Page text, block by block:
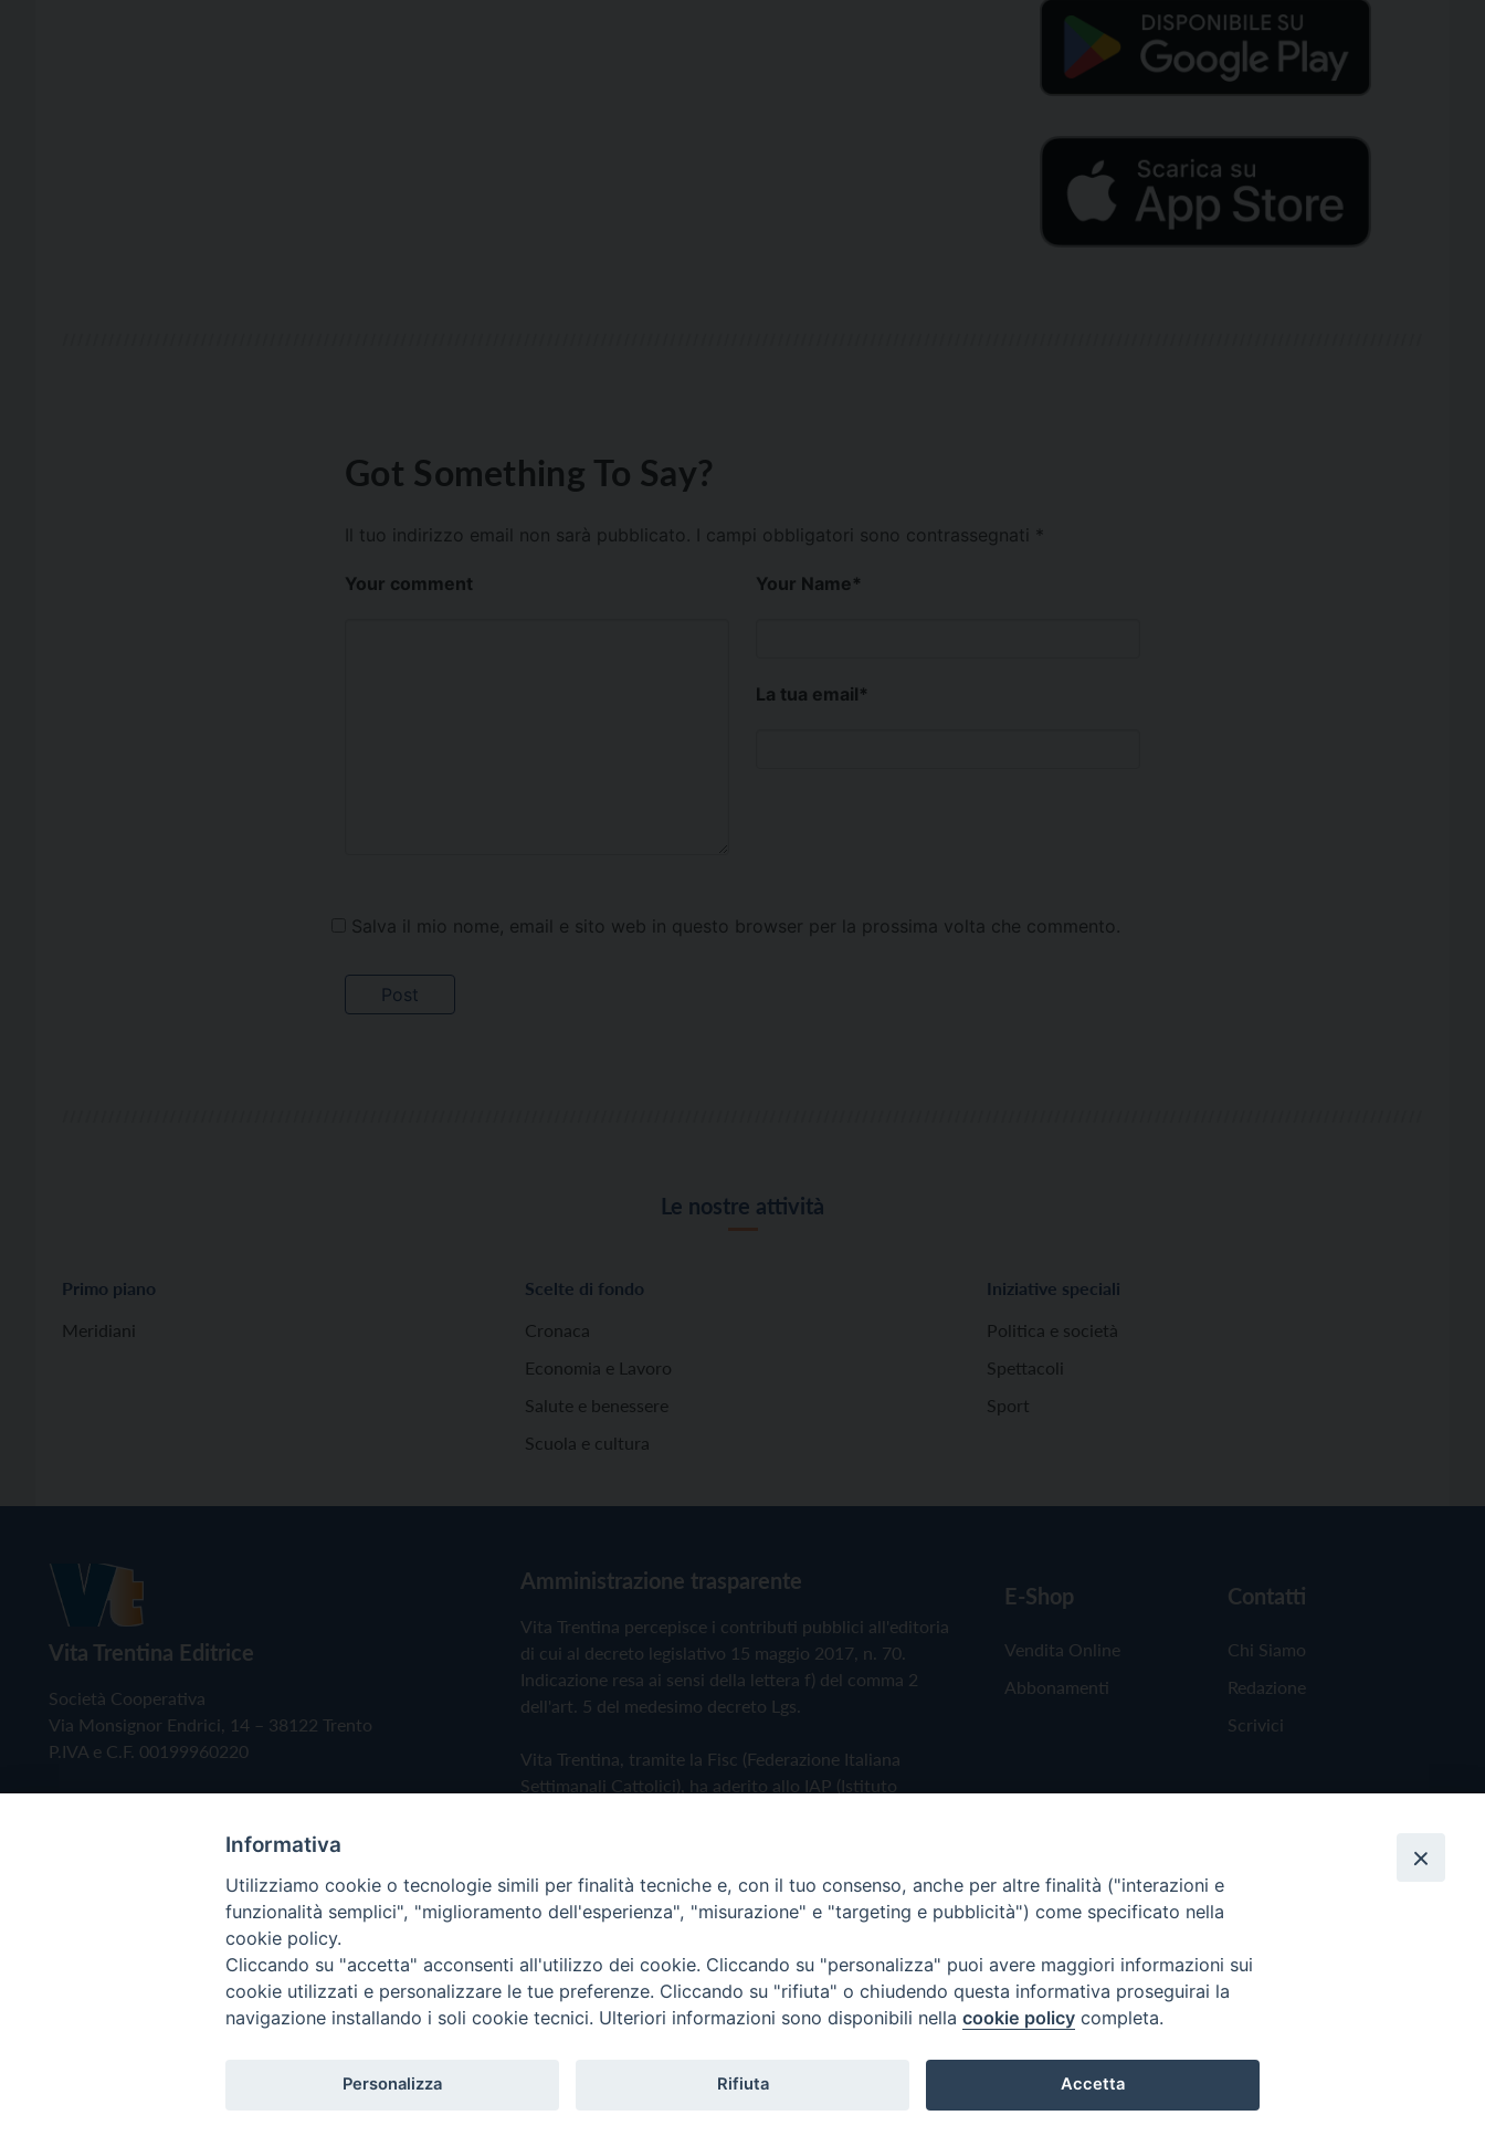
Got Something To Say?
Il tuo indirizzo email non sarà pubblicato. I campi obbligatori sono contrassegnati *
Your comment Your Name*
La tua email*
Salva il mio nome, email e sito web in questo browser per la prossima volta che commento.
Le nostre attività
Primo piano
Meridiani
Scelte di fondo
Cronaca
Economia e Lavoro
Salute e benessere
Scuola e cultura
Iniziative speciali
Politica e società
Spettacoli
Sport
Vita Trentina Editrice
Società Cooperativa
Via Monsignor Endrici, 14 – 38122 Trento
P.IVA e C.F. 00199960220
Amministrazione trasparente
Vita Trentina percepisce i contributi pubblici all'editoria
di cui al decreto legislativo 15 maggio 2017, n. 70.
Indicazione resa ai sensi della lettera f) del comma 2
dell'art. 5 del medesimo decreto Lgs.
Vita Trentina, tramite la Fisc (Federazione Italiana
Settimanali Cattolici), ha aderito allo IAP (Istituto
Privacy Policy Cookie Policy
E-Shop
Vendita Online
Abbonamenti
Contatti
Chi Siamo
Redazione
Scrivici
Copyright © 2019 - Tutti i diritti riservati - Vita Trentina Editrice
Informativa
Utilizziamo cookie o tecnologie simili per finalità tecniche e, con il tuo consenso, anche per altre finalità ("interazioni e
funzionalità semplici", "miglioramento dell'esperienza", "misurazione" e "targeting e pubblicità") come specificato nella
cookie policy.
Cliccando su "accetta" acconsenti all'utilizzo dei cookie. Cliccando su "personalizza" puoi avere maggiori informazioni sui
cookie utilizzati e personalizzare le tue preferenze. Cliccando su "rifiuta" o chiudendo questa informativa proseguirai la
navigazione installando i soli cookie tecnici. Ulteriori informazioni sono disponibili nella cookie policy completa.
Personalizza Rifiuta Accetta